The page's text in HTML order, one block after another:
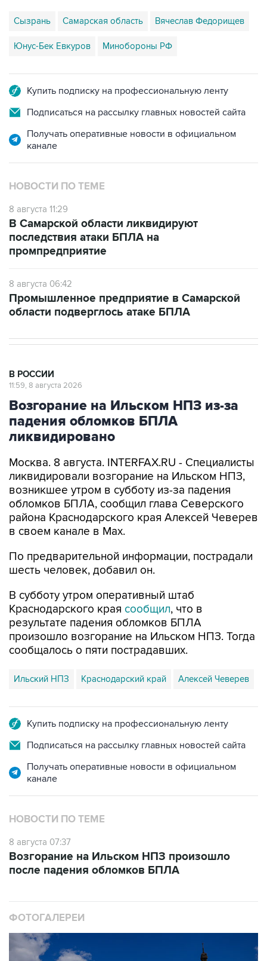
Сызрань Самарская область Вячеслав Федорищев
Юнус-Бек Евкуров Минобороны РФ
Купить подписку на профессиональную ленту
Подписаться на рассылку главных новостей сайта
Получать оперативные новости в официальном
канале
НОВОСТИ ПО ТЕМЕ
8 августа 11:29
В Самарской области ликвидируют
последствия атаки БПЛА на
промпредприятие
8 августа 06:42
Промышленное предприятие в Самарской
области подверглось атаке БПЛА
В РОССИИ
11:59, 8 августа 2026
Возгорание на Ильском НПЗ из-за
падения обломков БПЛА
ликвидировано
Москва. 8 августа. INTERFAX.RU - Специалисты
ликвидировали возгорание на Ильском НПЗ,
возникшее утром в субботу из-за падения
обломков БПЛА, сообщил глава Северского
района Краснодарского края Алексей Чеверев
в своем канале в Max.
По предварительной информации, пострадали
шесть человек, добавил он.
В субботу утром оперативный штаб
Краснодарского края сообщил, что в
результате падения обломков БПЛА
произошло возгорание на Ильском НПЗ. Тогда
сообщалось о пяти пострадавших.
Ильский НПЗ Краснодарский край Алексей Чеверев
Купить подписку на профессиональную ленту
Подписаться на рассылку главных новостей сайта
Получать оперативные новости в официальном
канале
НОВОСТИ ПО ТЕМЕ
8 августа 07:37
Возгорание на Ильском НПЗ произошло
после падения обломков БПЛА
ФОТОГАЛЕРЕИ